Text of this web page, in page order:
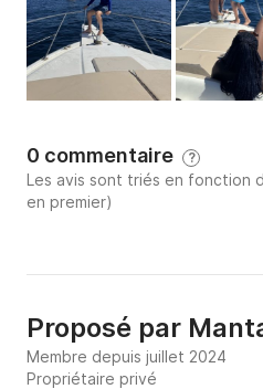
L'embarquement se fera au
Possibilité de prise en
demande.
? Destination : ?⚓️
Itinéraire principal : cap sur
Vous avez le choix total de
là pour vous conseiller en
souhaitée.
0 commentaire ?
Les avis sont triés en fonction
en premier)
Proposé par
Membre depuis juillet 2024
Propriétaire privé